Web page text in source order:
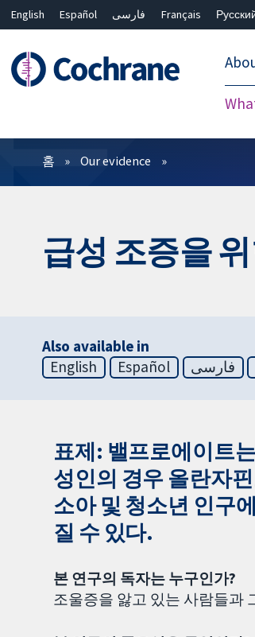
English Español فارسی Français
필터
홈 Our evidence
급성 조증을
Also available in
English
Español فارسی
표제: 밸프로에이트
성인의 경우 올란자
소아 및 청소년 인구
질 수 있다.
본 연구의 독자는 누구인가?
조울증을 앓고 있는 사람들과